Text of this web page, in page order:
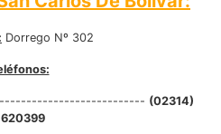
Dorrego Nº 302
(02314)